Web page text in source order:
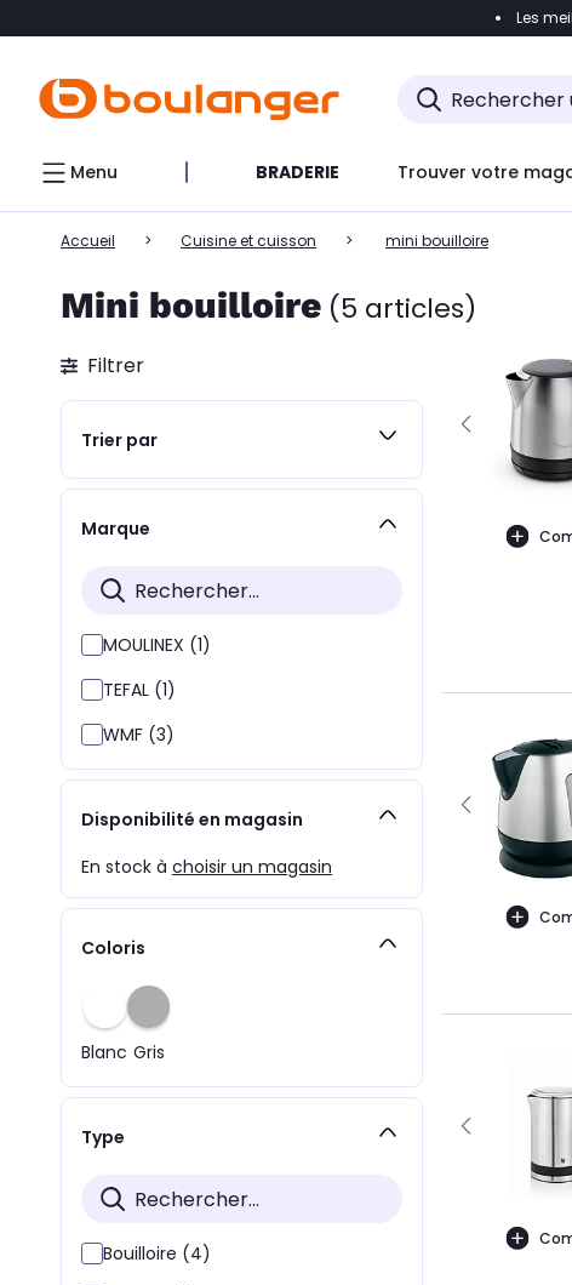
Accéder Les
Menu BRADERIE Trouver votre
Accueil Cuisine et cuisson mini bouilloire
Mini bouilloire (5 articles)
Filtrer
Trier par
Marque
MOULINEX (1)
TEFAL (1)
WMF (3)
Disponibilité en magasin
En stock à choisir un magasin
Coloris
Blanc Gris
Type
Bouilloire (4)